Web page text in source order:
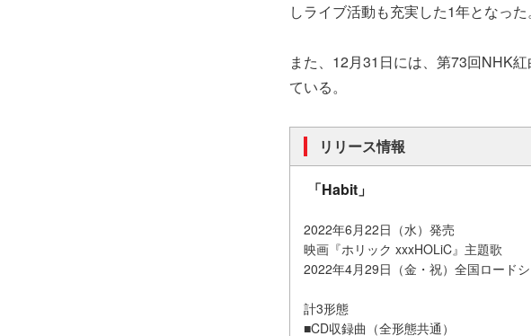
しライブ活動も充実した1年となった。
また、12月31日には、第73回NHK
ている。
リリース情報
「Habit」
2022年6月22日（水）発売
映画『ホリック xxxHOLiC』主題歌
2022年4月29日（金・祝）全国ロード
計3形態
■CD収録曲（全形態共通）